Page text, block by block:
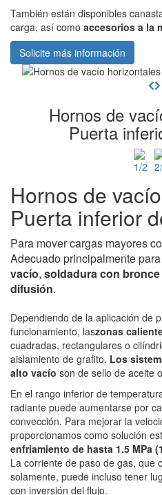
También están disponibles
carga, así como accesorios a la
Solicite más información
Hornos de
Puerta
Hornos de
Puerta inferior
Para mover cargas mayores
Adecuado principalmente para
vacío, soldadura con bronce
difusión.
Dependiendo de la aplicación de
funcionamiento, laszonas
cuadradas, rectangulares o
aislamiento de grafito. Los
alto vacío son de sello de aceite
En el rango inferior de
radiante puede aumentarse por
convección. Para mejorar la
proporcionamos como solución
enfriamiento de hasta 1.5 MPa
La corriente de paso de gas, que
solamente, puede incluso tener
con inversión del flujo.